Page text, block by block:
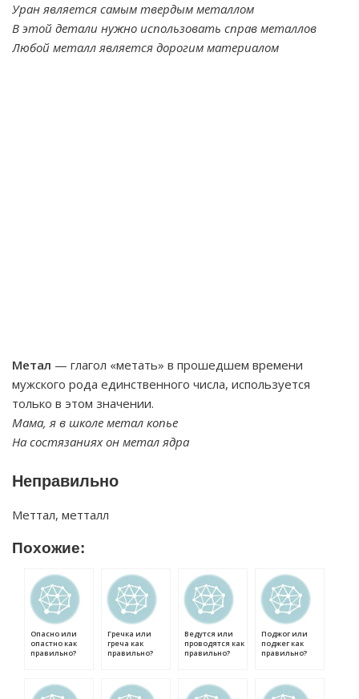
Уран является самым твердым металлом
В этой детали нужно использовать справ металлов
Любой металл является дорогим материалом
Метал — глагол «метать» в прошедшем времени
мужского рода единственного числа, используется
только в этом значении.
Мама, я в школе метал копье
На состязаниях он метал ядра
Неправильно
Меттал, метталл
Похожие:
Опасно или
опастно как
правильно?
Гречка или
греча как
правильно?
Ведутся или
проводятся как
правильно?
Поджог или
поджег как
правильно?